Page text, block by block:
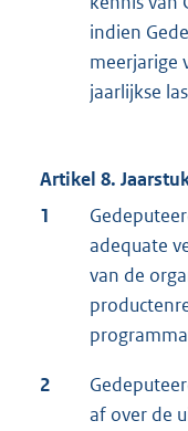
indien
meerjarige
jaarlijkse
Artikel 8.
1
adequate
van de
2
af over de